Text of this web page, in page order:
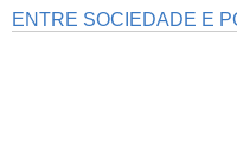
ENTRE SOCIEDADE E